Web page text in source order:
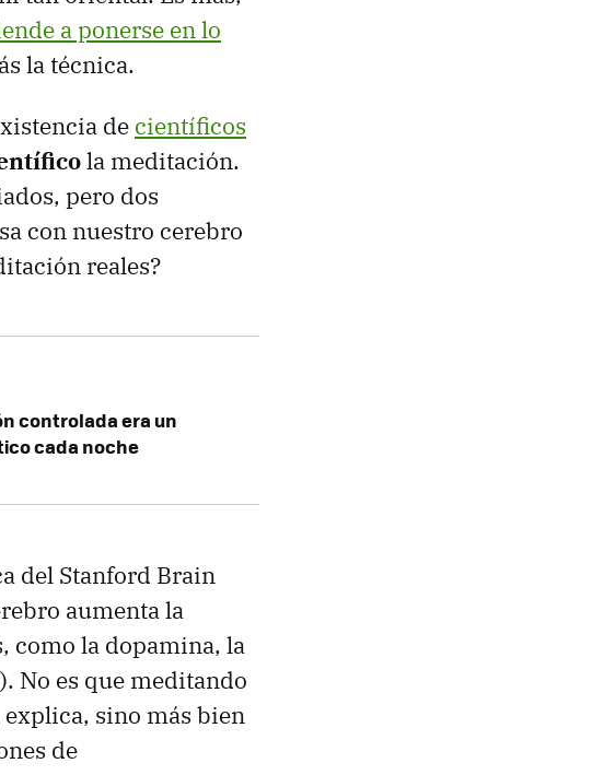
a ponerse en lo
la técnica.
de científicos
la meditación.
pero dos
con nuestro cerebro
reales?
controlada era un
cada noche
del Stanford Brain
aumenta la
como la dopamina, la
No es que meditando
explica, sino más bien
de